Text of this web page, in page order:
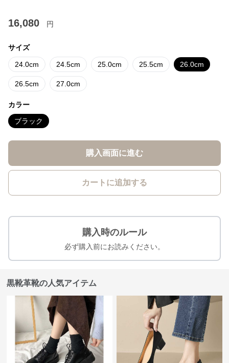
16,080 円
サイズ
24.0cm 24.5cm 25.0cm 25.5cm 26.0cm
26.5cm 27.0cm
カラー
ブラック
購入画面に進む
カートに追加する
購入時のルール
必ず購入前にお読みください。
黒靴革靴の人気アイテム